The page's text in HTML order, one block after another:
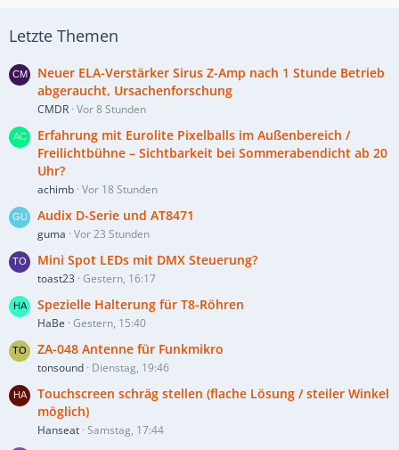
Letzte Themen
Neuer ELA-Verstärker Sirus Z-Amp nach 1 Stunde Betrieb
abgeraucht, Ursachenforschung
CMDR Vor 8 Stunden
Erfahrung mit Eurolite Pixelballs im Außenbereich /
Freilichtbühne – Sichtbarkeit bei Sommerabendicht ab 20
Uhr?
achimb Vor 18 Stunden
Audix D-Serie und AT8471
guma Vor 23 Stunden
Mini Spot LEDs mit DMX Steuerung?
toast23 Gestern, 16:17
Spezielle Halterung für T8-Röhren
HaBe Gestern, 15:40
ZA-048 Antenne für Funkmikro
tonsound Dienstag, 19:46
Touchscreen schräg stellen (flache Lösung / steiler Winkel
möglich)
Hanseat Samstag, 17:44